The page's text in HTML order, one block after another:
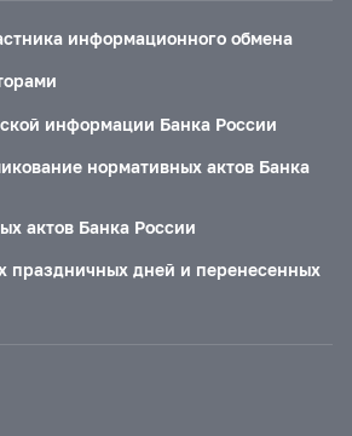
информационного обмена
информации Банка России
нормативных актов Банка
актов Банка России
праздничных дней и перенесенных